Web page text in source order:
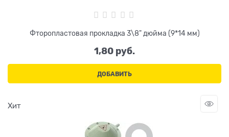
Фторопластовая прокладка 3\8" дюйма (9*14 мм)
1,80 руб.
ДОБАВИТЬ
Хит